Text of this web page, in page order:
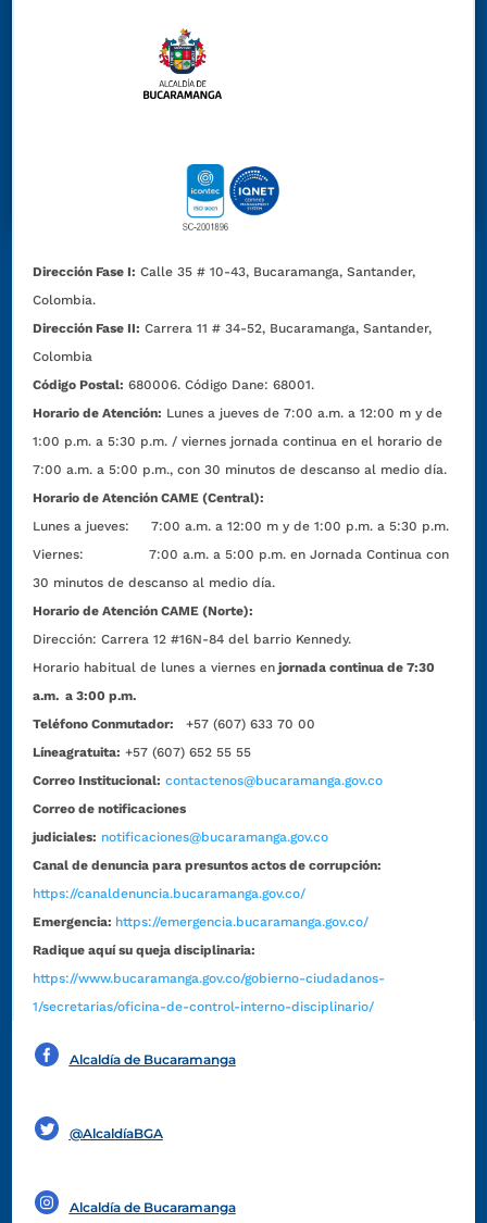
Dirección Fase I: Calle 35 # 10-43, Bucaramanga, Santander,
Colombia.
Dirección Fase II: Carrera 11 # 34-52, Bucaramanga, Santander,
Colombia
Código Postal: 680006. Código Dane: 68001.
Horario de Atención: Lunes a jueves de 7:00 a.m. a 12:00 m y de
1:00 p.m. a 5:30 p.m. / viernes jornada continua en el horario de
7:00 a.m. a 5:00 p.m., con 30 minutos de descanso al medio día.
Horario de Atención CAME (Central):
Lunes a jueves: 7:00 a.m. a 12:00 m y de 1:00 p.m. a 5:30 p.m.
Viernes: 7:00 a.m. a 5:00 p.m. en Jornada Continua con
30 minutos de descanso al medio día.
Horario de Atención CAME (Norte):
Dirección:Carrera 12 #16N-84 del barrio Kennedy.
Horario habitual de lunes a viernes en jornada continua de 7:30
a.m. a 3:00 p.m.
Teléfono Conmutador:
+57 (607) 633 70 00
Líneagratuita: +57 (607) 652 55 55
Correo Institucional: contactenos@bucaramanga.gov.co
Correo de notificaciones
judiciales: notificaciones@bucaramanga.gov.co
Canal de denuncia para presuntos actos de corrupción:
https://canaldenuncia.bucaramanga.gov.co/
Emergencia: https://emergencia.bucaramanga.gov.co/
Radique aquí su queja disciplinaria:
https://www.bucaramanga.gov.co/gobierno-ciudadanos-
1/secretarias/oficina-de-control-interno-disciplinario/
Alcaldía de Bucaramanga
@AlcaldíaBGA
Alcaldía de Bucaramanga